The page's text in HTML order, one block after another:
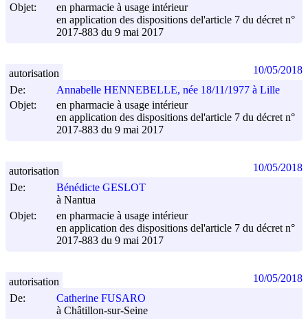
Objet:
en pharmacie à usage intérieur
en application des dispositions del'article 7 du décret n°
2017-883 du 9 mai 2017
De:
Annabelle HENNEBELLE, née 18/11/1977 à Lille
Objet:
en pharmacie à usage intérieur
en application des dispositions del'article 7 du décret n°
2017-883 du 9 mai 2017
autorisation 10/05/2018
De:
Bénédicte GESLOT
à Nantua
Objet:
en pharmacie à usage intérieur
en application des dispositions del'article 7 du décret n°
2017-883 du 9 mai 2017
autorisation 10/05/2018
De:
Catherine FUSARO
à Châtillon-sur-Seine
autorisation 10/05/2018